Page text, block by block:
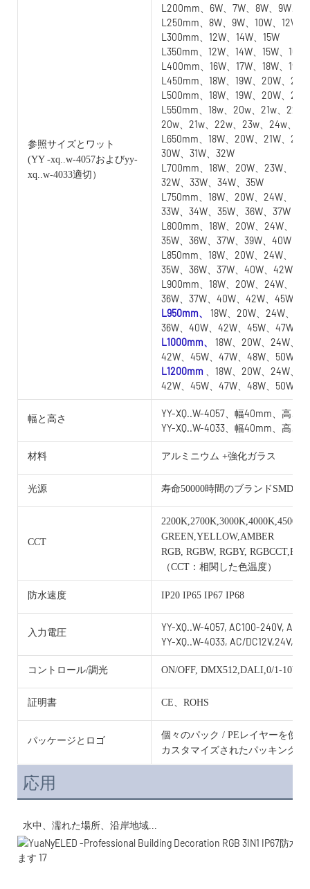
参照サイズとワット
(YY -xq..w-4057およびyy-
xq..w-4033適切）
L200mm、6W、7W、8W、9W、
L250mm、8W、9W、10W、12W
L300mm、12W、14W、15W
L350mm、12W、14W、15W、16W
L400mm、16W、17W、18W、19W
L450mm、18W、19W、20W、
L500mm、18W、19W、20W、
L550mm、18w、20w、21w、
20w、21w、22w、23w、24w、
L650mm、18W、20W、21W、
30W、31W、32W
L700mm、18W、20W、23W、
32W、33W、34W、35W
L750mm、18W、20W、24W、
33W、34W、35W、36W、37W
L800mm、18W、20W、24W、
35W、36W、37W、39W、40W
L850mm、18W、20W、24W、
35W、36W、37W、40W、42W
L900mm、18W、20W、24W、
36W、37W、40W、42W、45W
L950mm、 18W、20W、24W、
36W、40W、42W、45W、47W
L1000mm、 18W、20W、24W、
42W、45W、47W、48W、50W
L1200mm
、18W、20W、24W、
42W、45W、47W、48W、50W
幅と高さ
YY-XQ..W-4057、幅40mm、高さ
YY-XQ..W-4033、幅40mm、高さ
材料 アルミニウム +強化ガラス
光源 寿命50000時間のブランドSMD
CCT
GREEN,YELLOW,AMBER
RGB, RGBW, RGBY,
（CCT：相関した色温度）
防水速度 IP20 IP65 IP67 IP68
入力電圧
YY-XQ..W-4057, AC100-240V, AC/
YY-XQ..W-4033, AC/
コントロール/調光 ON/OFF, DMX512,DALI,0/1-10V,
証明書 CE、ROHS
パッケージとロゴ
個々のパック / PEレイヤーを使
カスタマイズされたパッキング
応用